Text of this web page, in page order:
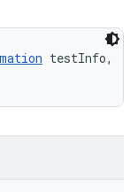
testInfo,